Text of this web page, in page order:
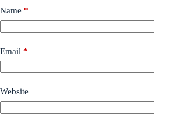
Name *
Email *
Website